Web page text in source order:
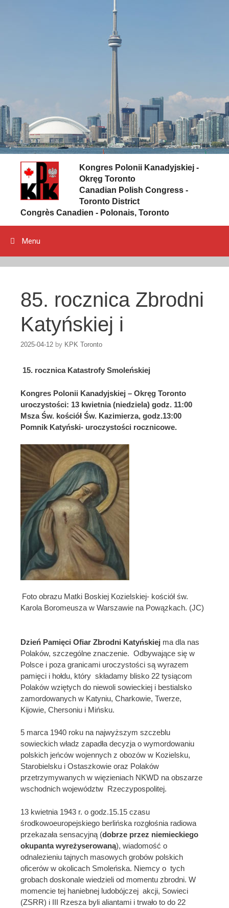
Kongres Polonii Kanadyjskiej -
Okręg Toronto
Canadian Polish Congress -
Toronto District
Congrès Canadien - Polonais, Toronto
Menu
85. rocznica Zbrodni
Katyńskiej i
2025-04-12 by KPK Toronto
15. rocznica Katastrofy Smoleńskiej
Kongres Polonii Kanadyjskiej – Okręg Toronto
uroczystości: 13 kwietnia (niedziela) godz. 11:00
Msza Św. kościół Św. Kazimierza, godz.13:00
Pomnik Katyński- uroczystości rocznicowe.
Foto obrazu Matki Boskiej Kozielskiej- kościół św.
Karola Boromeusza w Warszawie na Powązkach. (JC)
Dzień Pamięci Ofiar Zbrodni Katyńskiej ma dla nas
Polaków, szczególne znaczenie. Odbywające się w
Polsce i poza granicami uroczystości są wyrazem
pamięci i hołdu, który składamy blisko 22 tysiącom
Polaków wziętych do niewoli sowieckiej i bestialsko
zamordowanych w Katyniu, Charkowie, Twerze,
Kijowie, Chersoniu i Mińsku.
5 marca 1940 roku na najwyższym szczeblu
sowieckich władz zapadła decyzja o wymordowaniu
polskich jeńców wojennych z obozów w Kozielsku,
Starobielsku i Ostaszkowie oraz Polaków
przetrzymywanych w więzieniach NKWD na obszarze
wschodnich województw Rzeczypospolitej.
13 kwietnia 1943 r. o godz.15.15 czasu
środkowoeuropejskiego berlińska rozgłośnia radiowa
przekazała sensacyjną (dobrze przez niemieckiego
okupanta wyreżyserowaną), wiadomość o
odnalezieniu tajnych masowych grobów polskich
oficerów w okolicach Smoleńska. Niemcy o tych
grobach doskonale wiedzieli od momentu zbrodni. W
momencie tej haniebnej ludobójczej akcji, Sowieci
(ZSRR) i III Rzesza byli aliantami i trwało to do 22